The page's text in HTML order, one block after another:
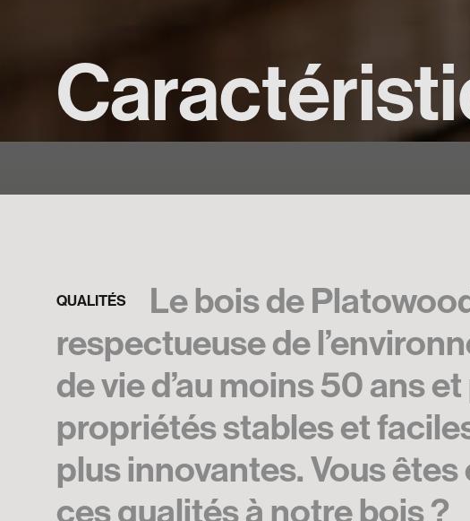
QUALITÉS
Le bois de
respectueuse de
de vie d’au moins 50 ans
propriétés stables et
plus innovantes. Vous
ces qualités à notre bois ?